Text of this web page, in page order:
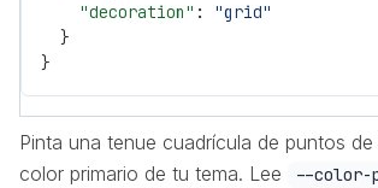
    "decoration"
: "grid"
  }
}
Pinta una tenue cuadrícula de puntos
color primario de tu tema. Lee
--color-